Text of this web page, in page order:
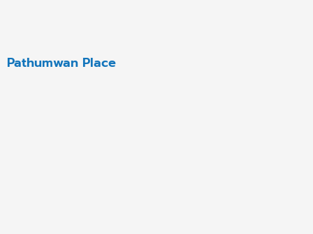
Pathumwan Place